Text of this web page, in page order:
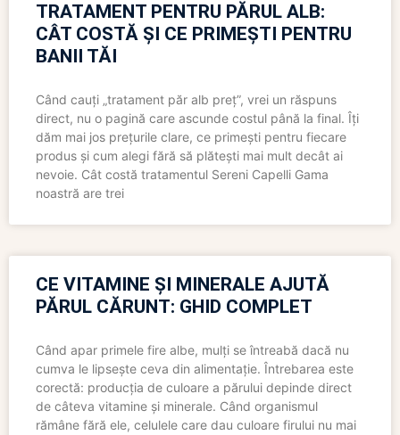
TRATAMENT PENTRU PĂRUL ALB:
CÂT COSTĂ ȘI CE PRIMEȘTI PENTRU
BANII TĂI
Când cauți „tratament păr alb preț”, vrei un răspuns
direct, nu o pagină care ascunde costul până la final. Îți
dăm mai jos prețurile clare, ce primești pentru fiecare
produs și cum alegi fără să plătești mai mult decât ai
nevoie. Cât costă tratamentul Sereni Capelli Gama
noastră are trei
CE VITAMINE ȘI MINERALE AJUTĂ
PĂRUL CĂRUNT: GHID COMPLET
Când apar primele fire albe, mulți se întreabă dacă nu
cumva le lipsește ceva din alimentație. Întrebarea este
corectă: producția de culoare a părului depinde direct
de câteva vitamine și minerale. Când organismul
rămâne fără ele, celulele care dau culoare firului nu mai